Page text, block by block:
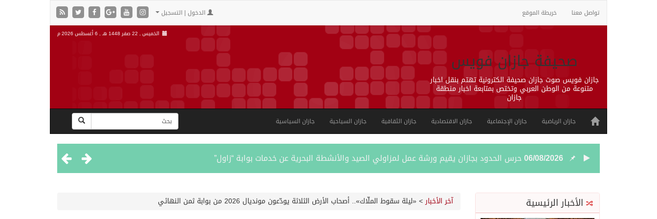
تواصل معنا خريطة الموقع الدخول | التسجيل
صحيفة جازان فويس
جازان فويس صوت جازان صحيفة الكترونية تهتم بنقل اخبار
متنوعة من الوطن العربي وتختص بمتابعة اخبار منطقة
جازان
الخميس , 22 صفر 1448 هـ , 6 أغسطس 2026 م
جازان الرياضية جازان الإجتماعية جازان الاقتصادية جازان الثقافية جازان السياحية جازان السياسية
06/08/2026حرس الحدود بجازان يقيم ورشة عمل لمزاولي الصيد والأنشطة البحرية عن خدمات بوابة “زاول”
الأخبار الرئيسية آخر الأخبار>«ليلة سقوط الملّاك».. أصحاب الأرض الثلاثة يودّعون مونديال 2026 من بوابة ثمن النهائي